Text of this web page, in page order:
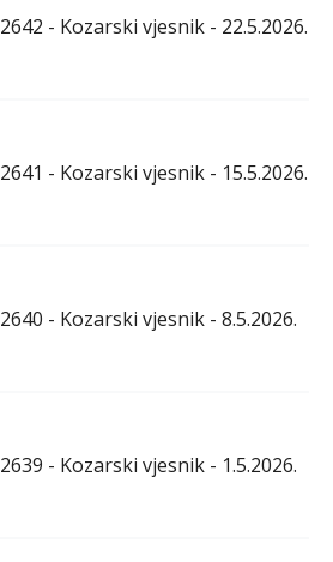
2642 - Kozarski vjesnik - 22.5.2026.
2641 - Kozarski vjesnik - 15.5.2026.
2640 - Kozarski vjesnik - 8.5.2026.
2639 - Kozarski vjesnik - 1.5.2026.